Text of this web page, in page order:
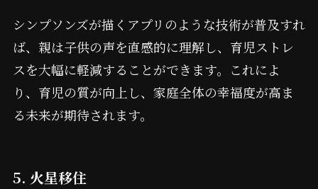
シンプソンズが描くアプリのような技術が普及すれ
ば、親は子供の声を直感的に理解し、育児ストレ
スを大幅に軽減することができます。これによ
り、育児の質が向上し、家庭全体の幸福度が高ま
る未来が期待されます。
5. 火星移住